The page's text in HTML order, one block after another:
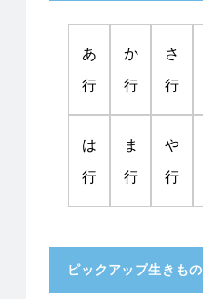
あ
行
か
行
さ
行
は
行
ま
行
や
行
ピックアップ生きもの